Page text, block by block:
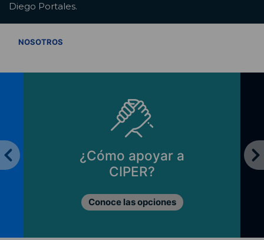
Diego Portales.
NOSOTROS
¿Cómo apoyar a
CIPER?
Conoce las opciones